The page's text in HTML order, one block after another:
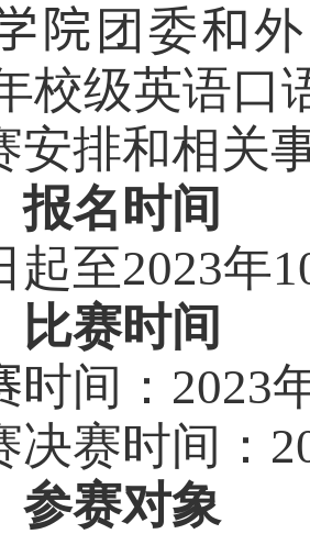
院 团委和
校级英语口
安排和相关
报名时间
起至2023年
比赛时间
时间： 2023
决赛时间：
参赛对象